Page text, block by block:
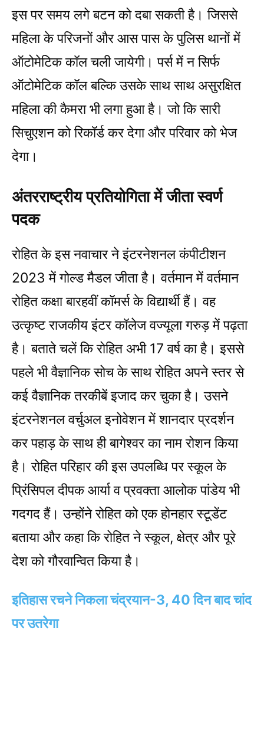
इस पर समय लगे बटन को दबा सकती है। जिससे
महिला के परिजनों और आस पास के पुलिस थानों में
ऑटोमेटिक कॉल चली जायेगी। पर्स में न सिर्फ
ऑटोमेटिक कॉल बल्कि उसके साथ साथ असुरक्षित
महिला की कैमरा भी लगा हुआ है। जो कि सारी
सिचुएशन को रिकॉर्ड कर देगा और परिवार को भेज
देगा।
अंतरराष्ट्रीय प्रतियोगिता में जीता स्वर्ण
पदक
रोहित के इस नवाचार ने इंटरनेशनल कंपीटीशन
2023 में गोल्ड मैडल जीता है। वर्तमान में वर्तमान
रोहित कक्षा बारहवीं कॉमर्स के विद्यार्थी हैं। वह
उत्कृष्ट राजकीय इंटर कॉलेज वज्यूला गरुड़ में पढ़ता
है। बताते चलें कि रोहित अभी 17 वर्ष का है। इससे
पहले भी वैज्ञानिक सोच के साथ रोहित अपने स्तर से
कई वैज्ञानिक तरकीबें इजाद कर चुका है। उसने
इंटरनेशनल वर्चुअल इनोवेशन में शानदार प्रदर्शन
कर पहाड़ के साथ ही बागेश्वर का नाम रोशन किया
है। रोहित परिहार की इस उपलब्धि पर स्कूल के
प्रिंसिपल दीपक आर्या व प्रवक्ता आलोक पांडेय भी
गदगद हैं। उन्होंने रोहित को एक होनहार स्टूडेंट
बताया और कहा कि रोहित ने स्कूल, क्षेत्र और पूरे
देश को गौरवान्वित किया है।
इतिहास रचने निकला चंद्रयान-3, 40 दिन बाद चांद
पर उतरेगा